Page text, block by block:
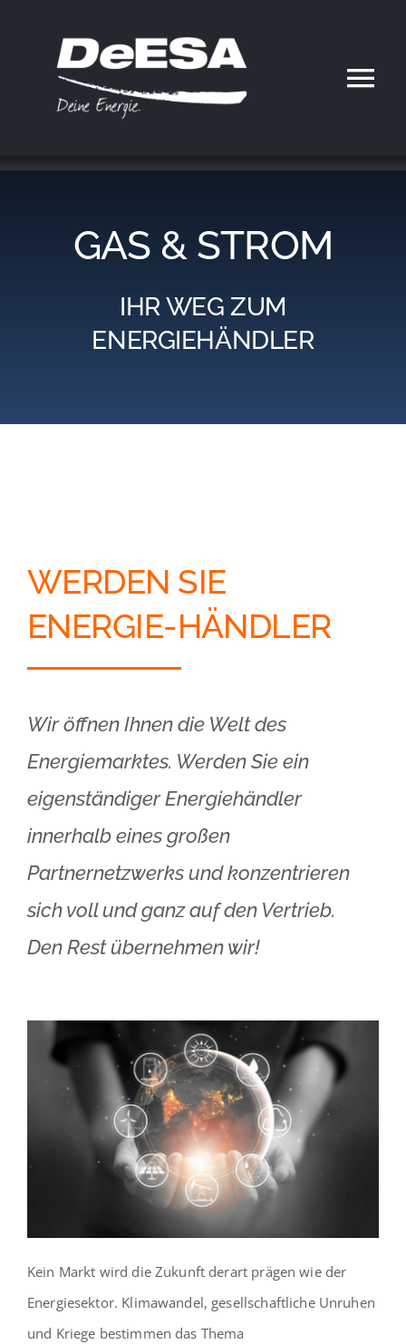
Geschäftsfelder
Partner werden
GAS & STROM
IHR WEG ZUM
ENERGIEHÄNDLER
WERDEN SIE
ENERGIE-HÄNDLER
Wir öffnen Ihnen die Welt des
Energiemarktes. Werden Sie ein
eigenständiger Energiehändler
innerhalb eines großen
Partnernetzwerks und konzentrieren
sich voll und ganz auf den Vertrieb.
Den Rest übernehmen wir!
Kein Markt wird die Zukunft derart prägen wie der
Energiesektor. Klimawandel, gesellschaftliche Unruhen
und Kriege bestimmen das Thema